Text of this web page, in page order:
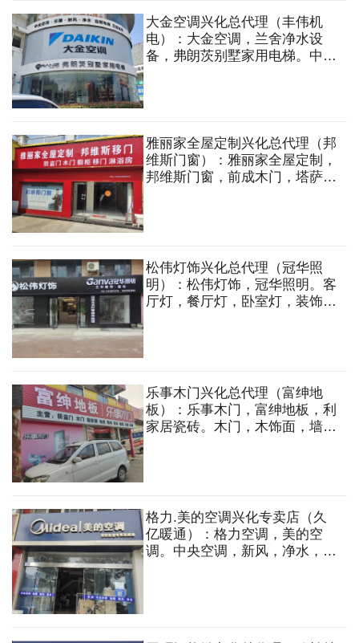
大金空调兴化总代理（丰伟机
电）：大金空调，兰舍净水设
备，弗朗茨别墅家用电梯。中央
雅丽家全屋定制兴化总代理（邦
维斯门窗）：雅丽家全屋定制，
邦维斯门窗，前成木门，塔萨帝
松伟灯饰兴化总代理（冠华照
明）：松伟灯饰，冠华照明。客
厅灯，餐厅灯，卧室灯，装饰壁
乐事木门兴化总代理（富绅地
板）：乐事木门，富绅地板，利
家居瓷砖。木门，木饰面，墙
格力.美的空调兴化专卖店（久
亿暖通）：格力空调，美的空
调。中央空调，新风，净水，地